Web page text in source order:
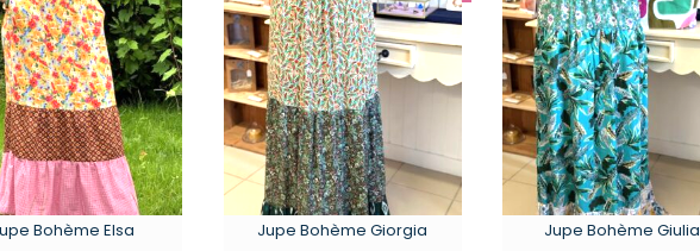
Bohème Elsa Jupe Bohème Giorgia Jupe Bohème Giulia